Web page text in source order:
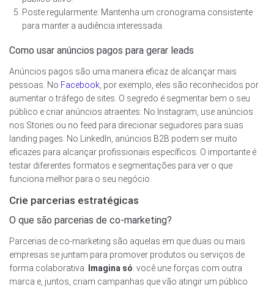
Poste regularmente: Mantenha um cronograma consistente
para manter a audiência interessada.
Como usar anúncios pagos para gerar leads
Anúncios pagos são uma maneira eficaz de alcançar mais
pessoas. No Facebook , por exemplo, eles são reconhecidos por
aumentar o tráfego de sites. O segredo é segmentar bem o seu
público e criar anúncios atraentes. No Instagram, use anúncios
nos Stories ou no feed para direcionar seguidores para suas
landing pages. No LinkedIn, anúncios B2B podem ser muito
eficazes para alcançar profissionais específicos. O importante é
testar diferentes formatos e segmentações para ver o que
funciona melhor para o seu negócio.
Crie parcerias estratégicas
O que são parcerias de co-marketing?
Parcerias de co-marketing são aquelas em que duas ou mais
empresas se juntam para promover produtos ou serviços de
forma colaborativa.
Imagina só: você une forças com outra
marca e, juntos, criam campanhas que vão atingir um público